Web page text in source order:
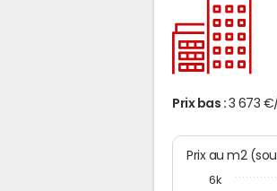
Prix bas : 3 673
Prix
6k